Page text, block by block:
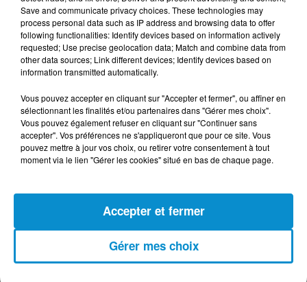
24 juillet 2026
Les Zinformés - 24/07/26
23 juillet 2026
Les Zinformés - 23/07/26
22 juillet 2026
Les Zinformés - 22/07/26
Save and communicate privacy choices. These technologies may
process personal data such as IP address and browsing data to offer
following functionalities: Identify devices based on information actively
requested; Use precise geolocation data; Match and combine data from
other data sources; Link different devices; Identify devices based on
information transmitted automatically.
Vous pouvez accepter en cliquant sur "Accepter et fermer", ou affiner en
sélectionnant les finalités et/ou partenaires dans "Gérer mes choix".
Vous pouvez également refuser en cliquant sur "Continuer sans
accepter". Vos préférences ne s'appliqueront que pour ce site. Vous
pouvez mettre à jour vos choix, ou retirer votre consentement à tout
moment via le lien "Gérer les cookies" situé en bas de chaque page.
Gérer mes choix
Accepter et fermer